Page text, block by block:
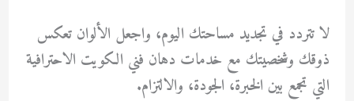
لا تتردد في تجديد مساحتك اليوم، واجعل الألوان تعكس
ذوقك وشخصيتك مع خدمات دهان فني الكويت الاحترافية
التي تجمع بين الخبرة، الجودة، والالتزام.